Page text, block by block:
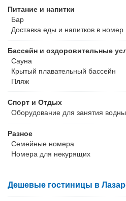
Питание и напитки
Бар
Доставка еды и напитков в номер
Бассейн и оздоровительные
Сауна
Крытый плавательный бассейн
Пляж
Спорт и Отдых
Оборудование для занятия
Разное
Семейные номера
Номера для некурящих
Дешевые гостиницы в